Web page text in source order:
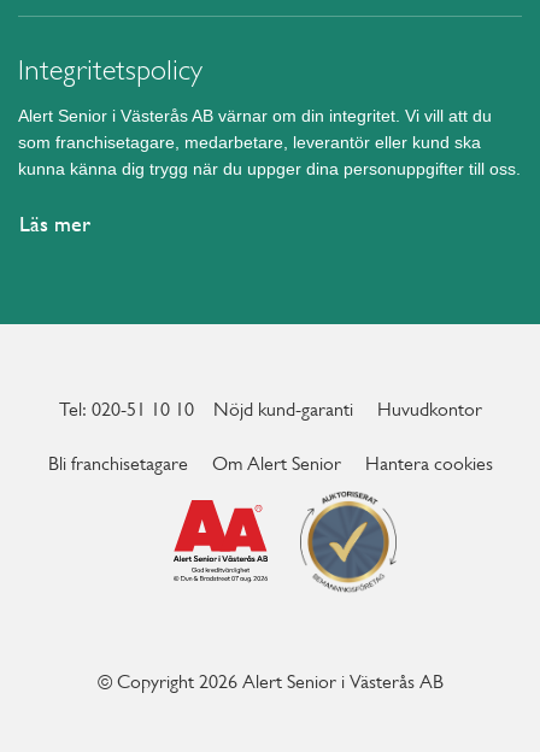
Integritetspolicy
Alert Senior i Västerås AB värnar om din integritet. Vi vill att du
som franchisetagare, medarbetare, leverantör eller kund ska
kunna känna dig trygg när du uppger dina personuppgifter till oss.
Läs mer
Tel: 020-51 10 10 Nöjd kund-garanti Huvudkontor
Bli franchisetagare Om Alert Senior Hantera cookies
© Copyright 2026 Alert Senior i Västerås AB